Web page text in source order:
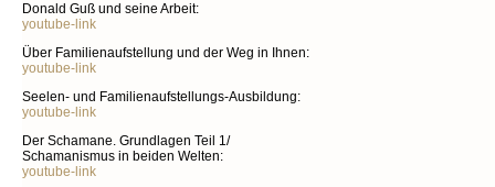
Donald Guß und seine Arbeit:
youtube-link
Über Familienaufstellung und der Weg in Ihnen:
youtube-link
Seelen- und Familienaufstellungs-Ausbildung:
youtube-link
Der Schamane. Grundlagen Teil 1/
Schamanismus in beiden Welten:
youtube-link